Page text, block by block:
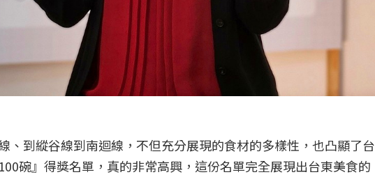
、到縱谷線到南迴線，不但充分展現的食材的多樣性，也凸顯了台
碗』得獎名單，真的非常高興，這份名單完全展現出台東美食的